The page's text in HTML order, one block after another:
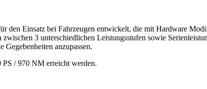
den Einsatz bei Fahrzeugen entwickelt, die mit Hardware
3 unterschiedlichen Leistungsstufen sowie
anzupassen.
/ 970 NM erreicht werden.